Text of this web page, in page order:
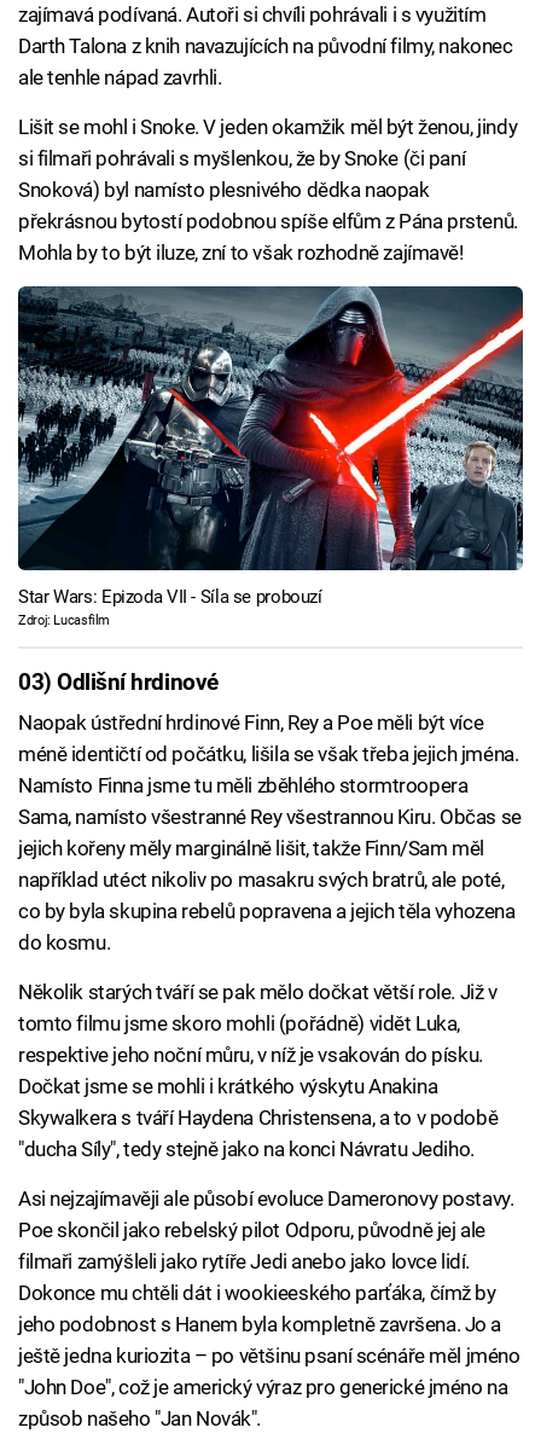
zajímavá podívaná. Autoři si chvíli pohrávali i s využitím
Darth Talona z knih navazujících na původní filmy, nakonec
ale tenhle nápad zavrhli.
Lišit se mohl i Snoke. V jeden okamžik měl být ženou, jindy
si filmaři pohrávali s myšlenkou, že by Snoke (či paní
Snoková) byl namísto plesnivého dědka naopak
překrásnou bytostí podobnou spíše elfům z Pána prstenů.
Mohla by to být iluze, zní to však rozhodně zajímavě!
Star Wars: Epizoda VII - Síla se probouzí
Zdroj: Lucasfilm
03) Odlišní hrdinové
Naopak ústřední hrdinové Finn, Rey a Poe měli být více
méně identičtí od počátku, lišila se však třeba jejich jména.
Namísto Finna jsme tu měli zběhlého stormtroopera
Sama, namísto všestranné Rey všestrannou Kiru. Občas se
jejich kořeny měly marginálně lišit, takže Finn/Sam měl
například utéct nikoliv po masakru svých bratrů, ale poté,
co by byla skupina rebelů popravena a jejich těla vyhozena
do kosmu.
Několik starých tváří se pak mělo dočkat větší role. Již v
tomto filmu jsme skoro mohli (pořádně) vidět Luka,
respektive jeho noční můru, v níž je vsakován do písku.
Dočkat jsme se mohli i krátkého výskytu Anakina
Skywalkera s tváří Haydena Christensena, a to v podobě
"ducha Síly", tedy stejně jako na konci Návratu Jediho.
Asi nejzajímavěji ale působí evoluce Dameronovy postavy.
Poe skončil jako rebelský pilot Odporu, původně jej ale
filmaři zamýšleli jako rytíře Jedi anebo jako lovce lidí.
Dokonce mu chtěli dát i wookieeského parťáka, čímž by
jeho podobnost s Hanem byla kompletně završena. Jo a
ještě jedna kuriozita – po většinu psaní scénáře měl jméno
"John Doe", což je americký výraz pro generické jméno na
způsob našeho "Jan Novák".